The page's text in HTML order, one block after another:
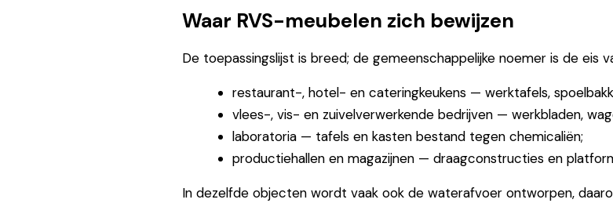
Waar RVS-meubelen zich bewijzen
De toepassingslijst is breed; de gemeenschappelijke noemer is de eis
restaurant-, hotel- en cateringkeukens — werktafels,
vlees-, vis- en zuivelverwerkende bedrijven — werkbladen,
laboratoria — tafels en kasten bestand tegen chemicaliën;
productiehallen en magazijnen — draagconstructies en
In dezelfde objecten wordt vaak ook de waterafvoer ontworpen,